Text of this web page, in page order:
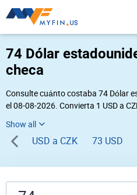
74 Dólar
checa
Consulte cuánto costaba 74 Dólar
el 08-08-2026. Convierta 1 USD a
CZK USD ».
USD a CZK 73 USD